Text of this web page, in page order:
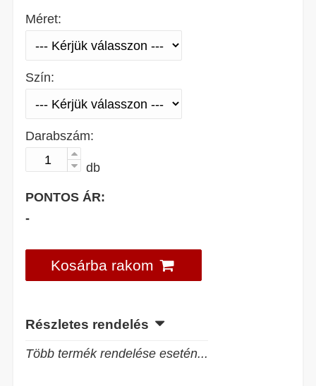
Méret:
Szín:
Darabszám:
db
PONTOS ÁR:
-
Kosárba rakom
Részletes rendelés
Több termék rendelése esetén...